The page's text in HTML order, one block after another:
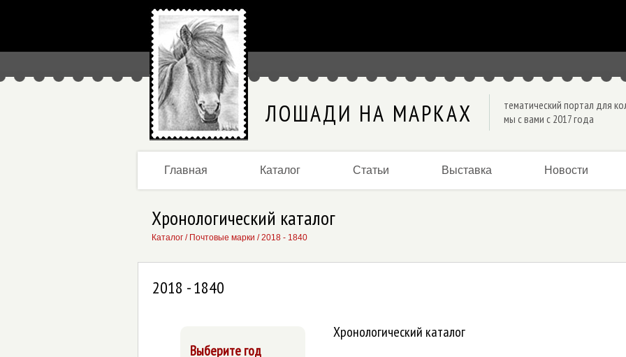
ЛОШАДИ НА МАРКАХ
тематический портал для
мы с вами с 2017 года
Главная Каталог Статьи Выставка Новости
Хронологический каталог
Каталог / Почтовые марки /2018 - 1840
2018 - 1840
Выберите год
Хронологический каталог